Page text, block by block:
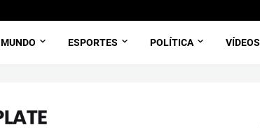
MUNDO ESPORTES POLÍTICA VÍDEOS